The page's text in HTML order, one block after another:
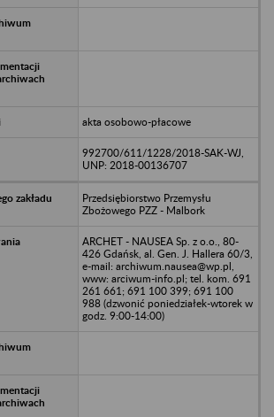
akta osobowo-płacowe
992700/611/1228/2018-SAK-WJ,
UNP: 2018-00136707
Przedsiębiorstwo Przemysłu
Zbożowego PZZ - Malbork
ARCHET - NAUSEA Sp. z o.o., 80-
426 Gdańsk, al. Gen. J. Hallera 60/3,
e-mail: archiwum.nausea@wp.pl,
www: arciwum-info.pl; tel. kom. 691
261 661; 691 100 399; 691 100
988 (dzwonić poniedziałek-wtorek w
godz. 9:00-14:00)